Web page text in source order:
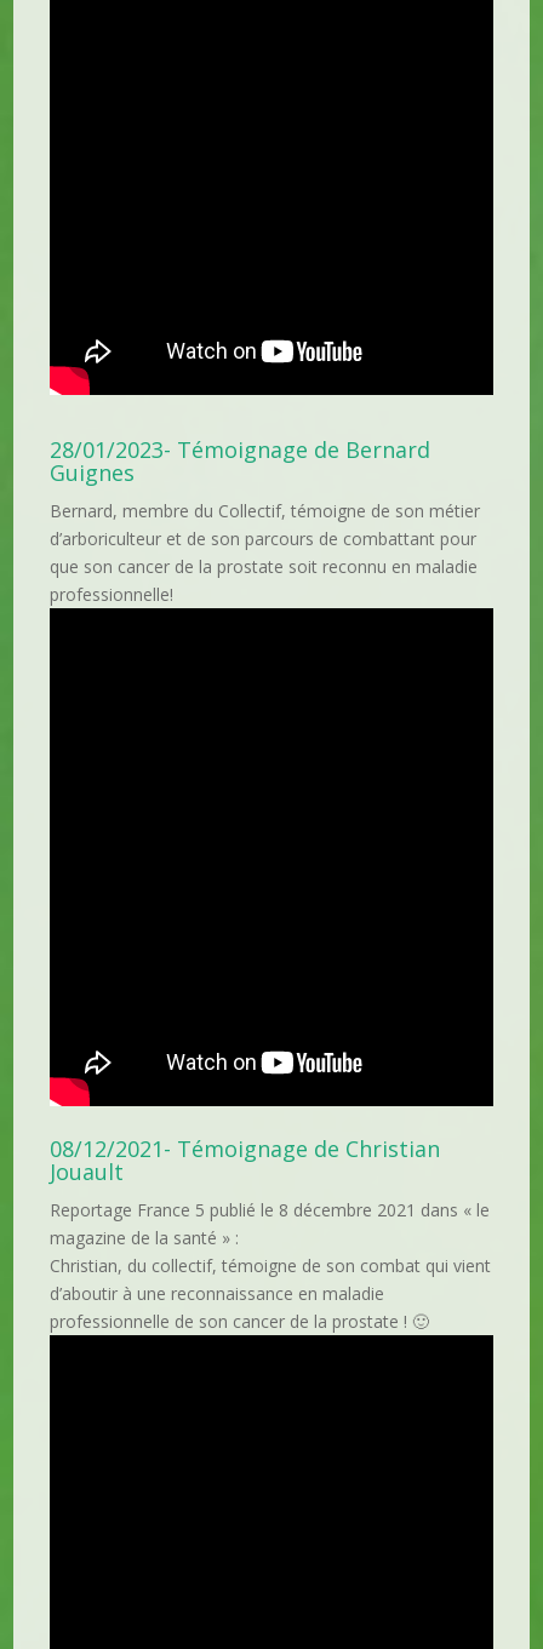
28/01/2023- Témoignage de Bernard
Guignes
Bernard, membre du Collectif, témoigne de son métier
d’arboriculteur et de son parcours de combattant pour
que son cancer de la prostate soit reconnu en maladie
professionnelle!
08/12/2021- Témoignage de Christian
Jouault
Reportage France 5 publié le 8 décembre 2021 dans « le
magazine de la santé » :
Christian, du collectif, témoigne de son combat qui vient
d’aboutir à une reconnaissance en maladie
professionnelle de son cancer de la prostate ! 🙂